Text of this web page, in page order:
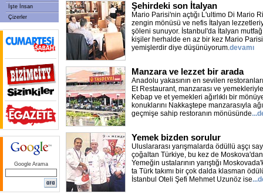
İşte İnsan
Çizerler
Google Arama
Şehirdeki son İtalyan
Mario Parisi'nin açtığı L'ultimo Di Mario
zengin mönüsü ve nefis İtalyan
şöleni sunuyor. İstanbul'da İtalyan
kişiler herhalde en az bir kez Mario
yemişlerdir diye düşünüyorum.devamı
Manzara ve lezzet bir arada
Anadolu yakasının en sevilen
Et Restaurant, manzarası ve
Kebap ve et yemekleri ağırlıklı bir
konuklarını Nakkaştepe manzarasıyla
geçmişe sahip restoranın mönüsünde
Yemek bizden sorulur
Uluslararası yarışmalarda ödüllü aşçı
çoğaltan Türkiye, bu kez de
Yemeğin ustalarının yarıştığı
ta Türk takımı bir çok dalda klasman
İstanbul Oteli Şefi Mehmet Uzunöz ise